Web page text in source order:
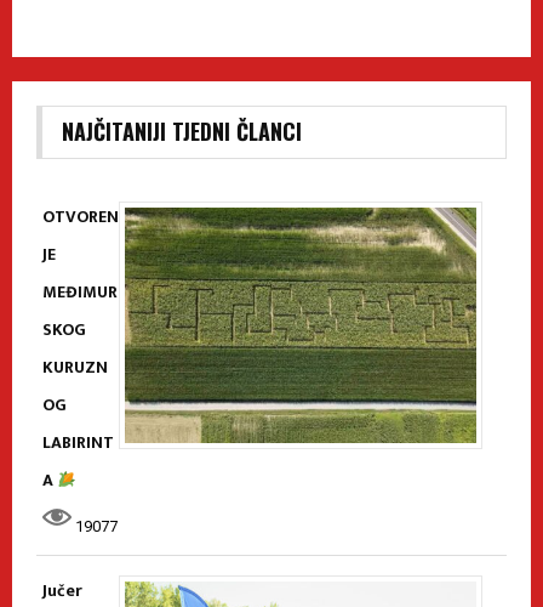
NAJČITANIJI TJEDNI ČLANCI
OTVOREN
JE
MEĐIMUR
SKOG
KURUZN
OG
LABIRINT
A
19077
Jučer